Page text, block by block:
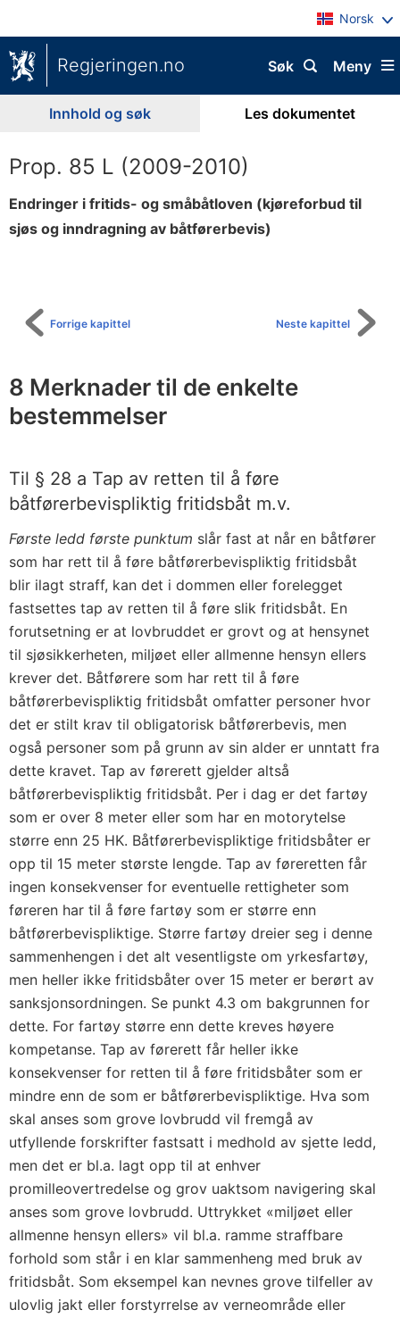
Norsk
Regjeringen.no Meny
Søk
Innhold og søk Les dokumentet
Prop. 85 L (2009-2010)
Endringer i fritids- og småbåtloven (kjøreforbud til
sjøs og inndragning av båtførerbevis)
Neste kapittel
Forrige kapittel
8 Merknader til de enkelte
bestemmelser
Til § 28 a Tap av retten til å føre
båtførerbevispliktig fritidsbåt m.v.
Første ledd første punktum slår fast at når en båtfører
som har rett til å føre båtførerbevispliktig fritidsbåt
blir ilagt straff, kan det i dommen eller forelegget
fastsettes tap av retten til å føre slik fritidsbåt. En
forutsetning er at lovbruddet er grovt og at hensynet
til sjøsikkerheten, miljøet eller allmenne hensyn ellers
krever det. Båtførere som har rett til å føre
båtførerbevispliktig fritidsbåt omfatter personer hvor
det er stilt krav til obligatorisk båtførerbevis, men
også personer som på grunn av sin alder er unntatt fra
dette kravet. Tap av førerett gjelder altså
båtførerbevispliktig fritidsbåt. Per i dag er det fartøy
som er over 8 meter eller som har en motorytelse
større enn 25 HK. Båtførerbevispliktige fritidsbåter er
opp til 15 meter største lengde. Tap av føreretten får
ingen konsekvenser for eventuelle rettigheter som
føreren har til å føre fartøy som er større enn
båtførerbevispliktige. Større fartøy dreier seg i denne
sammenhengen i det alt vesentligste om yrkesfartøy,
men heller ikke fritidsbåter over 15 meter er berørt av
sanksjonsordningen. Se punkt 4.3 om bakgrunnen for
dette. For fartøy større enn dette kreves høyere
kompetanse. Tap av førerett får heller ikke
konsekvenser for retten til å føre fritidsbåter som er
mindre enn de som er båtførerbevispliktige. Hva som
skal anses som grove lovbrudd vil fremgå av
utfyllende forskrifter fastsatt i medhold av sjette ledd,
men det er bl.a. lagt opp til at enhver
promilleovertredelse og grov uaktsom navigering skal
anses som grove lovbrudd. Uttrykket «miljøet eller
allmenne hensyn ellers» vil bl.a. ramme straffbare
forhold som står i en klar sammenheng med bruk av
fritidsbåt. Som eksempel kan nevnes grove tilfeller av
ulovlig jakt eller forstyrrelse av verneområde eller